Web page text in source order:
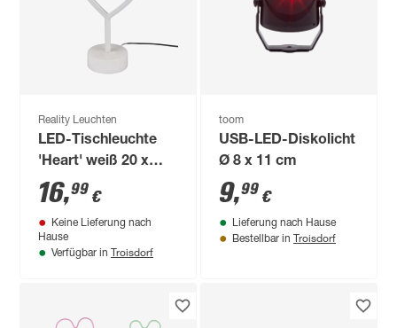
Reality Leuchten
LED-Tischleuchte
'Heart' weiß 20 x
29,6 x 8,5 cm
16,99 €
Keine Lieferung nach
Hause
Verfügbar in Troisdorf
toom
USB-LED-Diskolicht
Ø 8 x 11 cm
9,99 €
Lieferung nach Hause
Bestellbar in Troisdorf